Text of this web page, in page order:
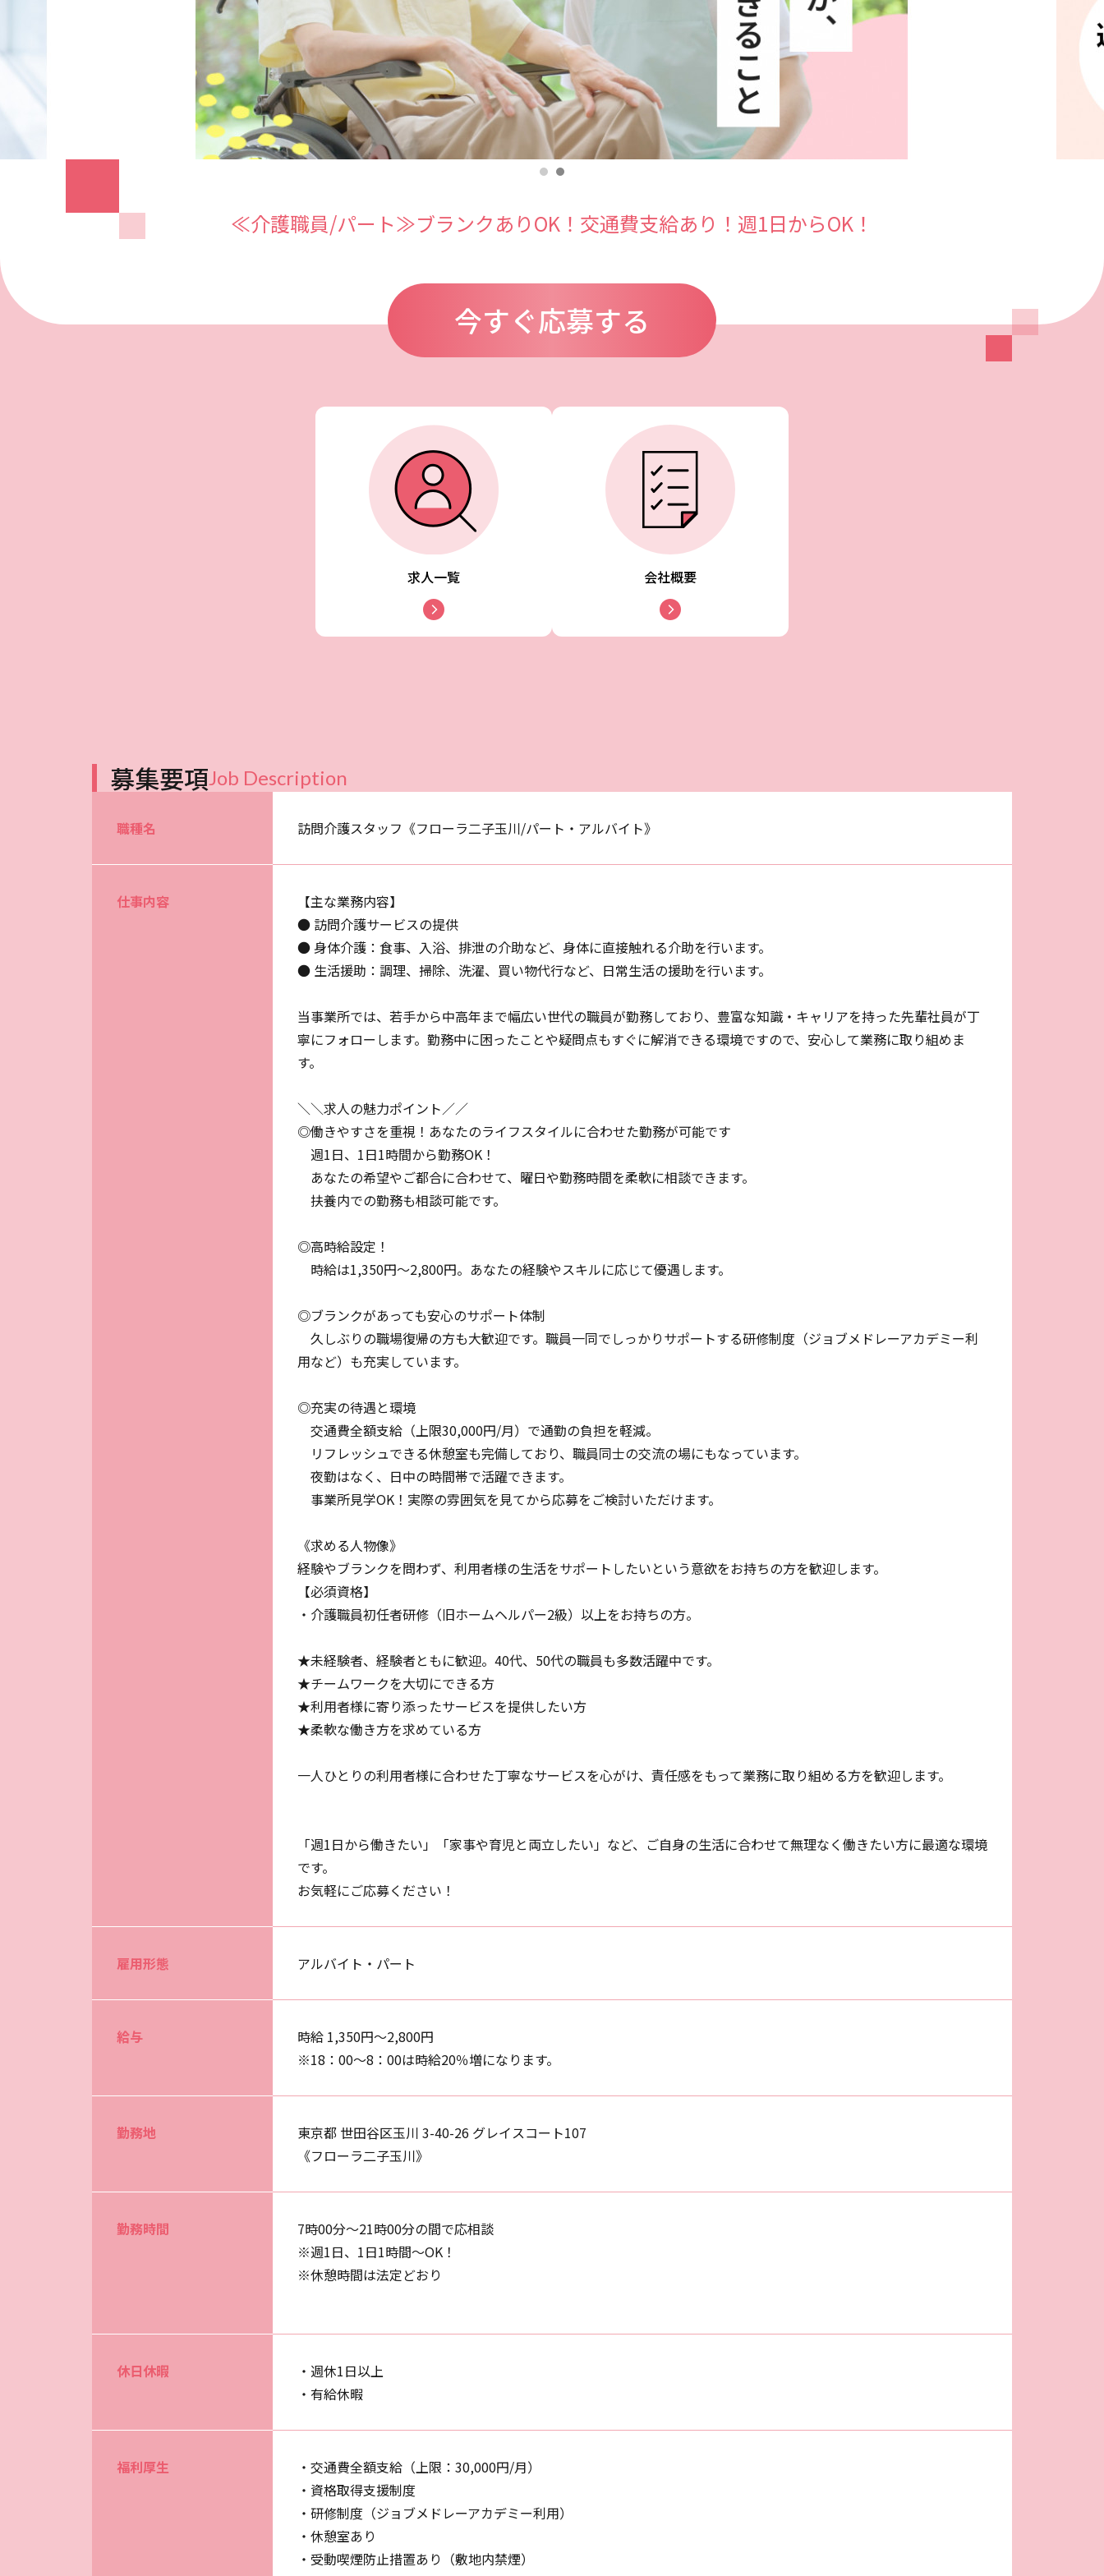
≪介護職員/パート≫ブランクありOK！交通費支給あり！週1日からOK！
今すぐ応募する
求人一覧 会社概要
募集要項Job Description
職種名 訪問介護スタッフ《フローラ二子玉川/パート・アルバイト》
仕事内容
【主な業務内容】
● 訪問介護サービスの提供
● 身体介護：食事、入浴、排泄の介助など、身体に直接触れる介助を行います。
● 生活援助：調理、掃除、洗濯、買い物代行など、日常生活の援助を行います。
当事業所では、若手から中高年まで幅広い世代の職員が勤務しており、豊富な知識・キャリアを持った先輩社員が丁
寧にフォローします。勤務中に困ったことや疑問点もすぐに解消できる環境ですので、安心して業務に取り組めま
す。
＼＼求人の魅力ポイント／／
◎働きやすさを重視！あなたのライフスタイルに合わせた勤務が可能です
週1日、1日1時間から勤務OK！
あなたの希望やご都合に合わせて、曜日や勤務時間を柔軟に相談できます。
扶養内での勤務も相談可能です。
◎高時給設定！
時給は1,350円〜2,800円。あなたの経験やスキルに応じて優遇します。
◎ブランクがあっても安心のサポート体制
久しぶりの職場復帰の方も大歓迎です。職員一同でしっかりサポートする研修制度（ジョブメドレーアカデミー利
用など）も充実しています。
◎充実の待遇と環境
交通費全額支給（上限30,000円/月）で通勤の負担を軽減。
リフレッシュできる休憩室も完備しており、職員同士の交流の場にもなっています。
夜勤はなく、日中の時間帯で活躍できます。
事業所見学OK！実際の雰囲気を見てから応募をご検討いただけます。
《求める人物像》
経験やブランクを問わず、利用者様の生活をサポートしたいという意欲をお持ちの方を歓迎します。
【必須資格】
・介護職員初任者研修（旧ホームヘルパー2級）以上をお持ちの方。
★未経験者、経験者ともに歓迎。40代、50代の職員も多数活躍中です。
★チームワークを大切にできる方
★利用者様に寄り添ったサービスを提供したい方
★柔軟な働き方を求めている方
一人ひとりの利用者様に合わせた丁寧なサービスを心がけ、責任感をもって業務に取り組める方を歓迎します。
「週1日から働きたい」「家事や育児と両立したい」など、ご自身の生活に合わせて無理なく働きたい方に最適な環境
です。
お気軽にご応募ください！
雇用形態 アルバイト・パート
給与
時給 1,350円〜2,800円
※18：00～8：00は時給20％増になります。
勤務地
東京都 世田谷区玉川 3-40-26 グレイスコート107
《フローラ二子玉川》
勤務時間
7時00分～21時00分の間で応相談
※週1日、1日1時間～OK！
※休憩時間は法定どおり
休日休暇
・週休1日以上
・有給休暇
福利厚生
・交通費全額支給（上限：30,000円/月）
・資格取得支援制度
・研修制度（ジョブメドレーアカデミー利用）
・休憩室あり
・受動喫煙防止措置あり（敷地内禁煙）